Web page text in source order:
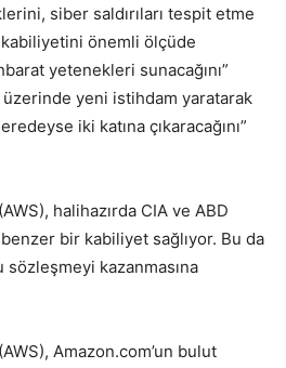
siber saldırıları tespit etme
önemli ölçüde
yetenekleri sunacağını”
üzerinde yeni istihdam yaratarak
iki katına çıkaracağını”
halihazırda CIA ve ABD
bir kabiliyet sağlıyor. Bu da
kazanmasına
Amazon.com’un bulut